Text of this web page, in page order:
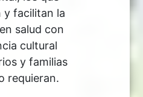
y facilitan la
salud con
cultural
y familias
requieran.